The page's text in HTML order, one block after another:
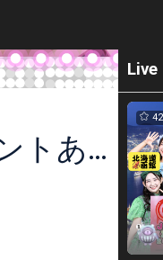
ももてゃん(杏星るく)🍑🍼 イベントありがとうございました
Live